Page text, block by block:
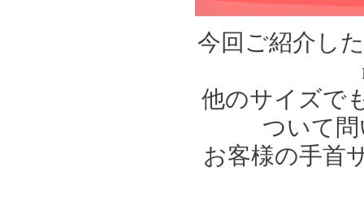
今回ご紹介し
他のサイズで
ついて
お客様の手首